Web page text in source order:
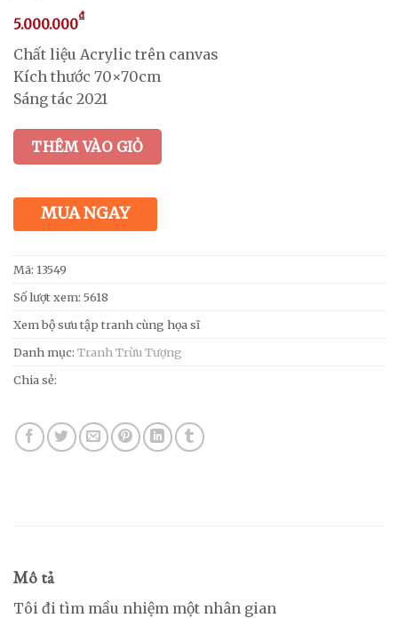
5.000.000₫
Chất liệu Acrylic trên canvas
Kích thước 70×70cm
Sáng tác 2021
THÊM VÀO GIỎ
MUA NGAY
Mã: 13549
Số lượt xem: 5618
Xem bộ sưu tập tranh cùng họa sĩ
Danh mục: Tranh Trừu Tượng
Chia sẻ:
Mô tả
Tôi đi tìm mầu nhiệm một nhân gian